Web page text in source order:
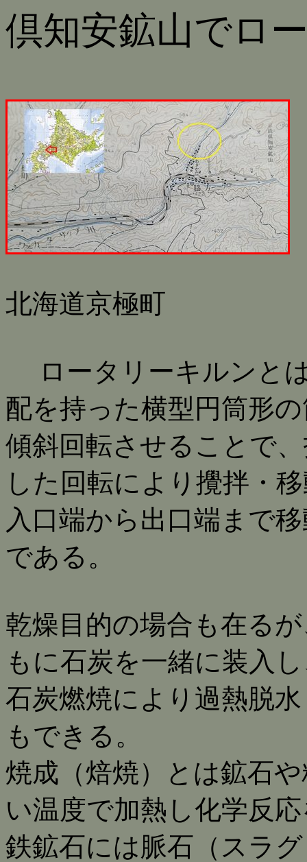
倶知安鉱山でロ
北海道京極町
ロータリーキルンと
配を持った横型円筒形
傾斜回転させることで
した回転により攪拌・
入口端から出口端まで
である。
乾燥目的の場合も在る
もに石炭を一緒に装入
石炭燃焼により過熱脱
もできる。
焼成（焙焼）とは鉱石
い温度で加熱し化学反
鉄鉱石には脈石（スラ